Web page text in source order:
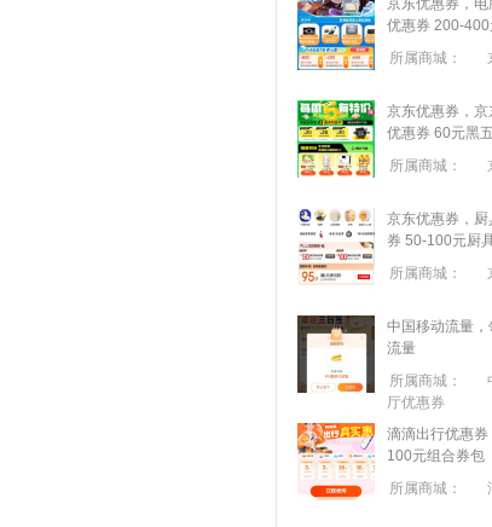
京东优惠券，
优惠券 200-400
所属商城：
京东优惠券，
优惠券 60元黑
所属商城：
京东优惠券，
券 50-100元厨
所属商城：
中国移动流量
流量
所属商城：
厅优惠券
滴滴出行优惠
100元组合券包
所属商城：